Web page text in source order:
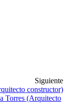
Siguiente
constructor)